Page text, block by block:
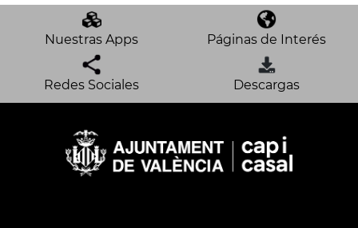
Nuestras Apps Páginas de Interés
Redes Sociales Descargas